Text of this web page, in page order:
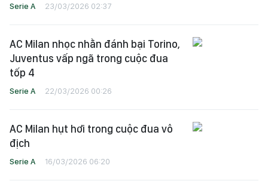
Serie A 23/03/2026 02:37
AC Milan nhọc nhằn đánh bại Torino,
Juventus vấp ngã trong cuộc đua
tốp 4
Serie A 22/03/2026 00:26
AC Milan hụt hơi trong cuộc đua vô
địch
Serie A 16/03/2026 06:20